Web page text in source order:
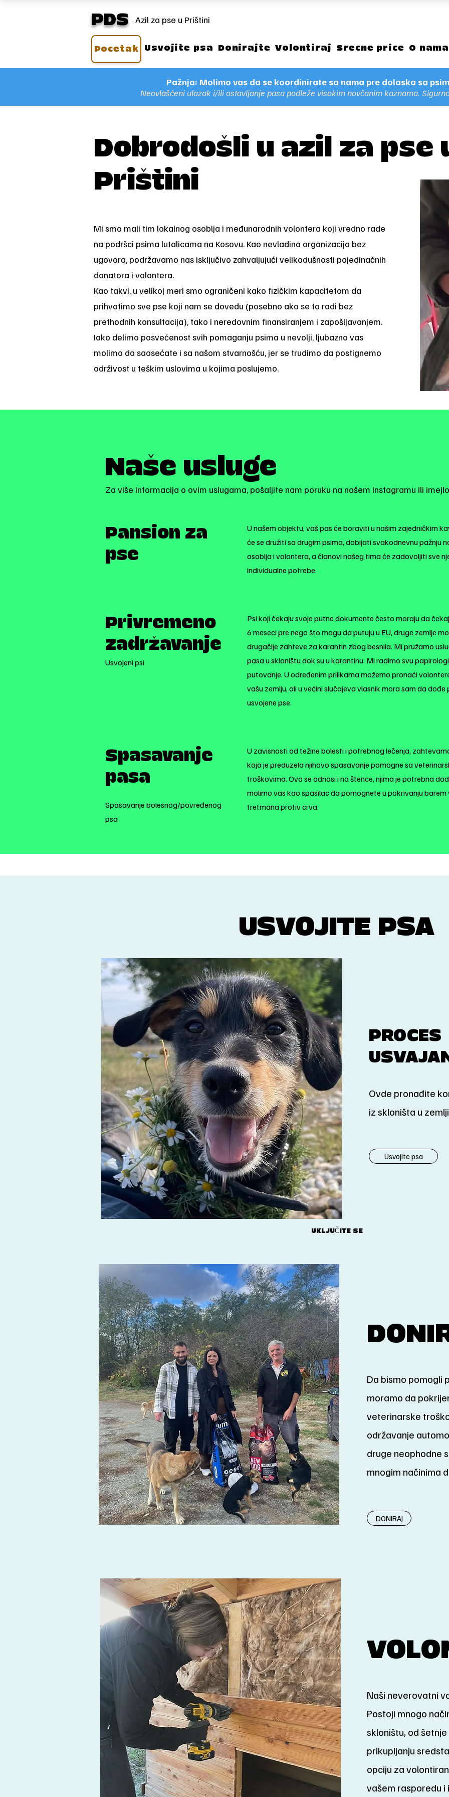
PDS Azil za pse u Prištini
Pocetak Usvojite psa Donirajte Volontiraj Srecne price O nama
Pažnja: Molimo vas da se koordinirate sa nama pre dolaska sa
Neovlašćeni ulazak i/ili ostavljanje pasa podleže visokim novčanim kaznama.
Dobrodošli u azil za pse
Prištini
Mi smo mali tim lokalnog osoblja i međunarodnih volontera koji vredno rade
na podršci psima lutalicama na Kosovu. Kao nevladina organizacija bez
ugovora, podržavamo nas isključivo zahvaljujući velikodušnosti pojedinačnih
donatora i volontera.
Kao takvi, u velikoj meri smo ograničeni kako fizičkim kapacitetom da
prihvatimo sve pse koji nam se dovedu (posebno ako se to radi bez
prethodnih konsultacija), tako i neredovnim finansiranjem i zapošljavanjem.
Iako delimo posvećenost svih pomaganju psima u nevolji, ljubazno vas
molimo da saosećate i sa našom stvarnošću, jer se trudimo da postignemo
održivost u teškim uslovima u kojima poslujemo.
Za više informacija o ovim uslugama, pošaljite nam poruku na našem Instagramu ili
Naše usluge
Pansion za
pse
U našem objektu, vaš pas će boraviti u našim zajedničkim
će se družiti sa drugim psima, dobijati svakodnevnu pažnju
osoblja i volontera, a članovi našeg tima će zadovoljiti sve
individualne potrebe.
Privremeno
zadržavanje
Usvojeni psi
Psi koji čekaju svoje putne dokumente često moraju da
6 meseci pre nego što mogu da putuju u EU, druge zemlje
drugačije zahteve za karantin zbog besnila. Mi pružamo
pasa u skloništu dok su u karantinu. Mi radimo svu
putovanje. U određenim prilikama možemo pronaći
vašu zemlju, ali u većini slučajeva vlasnik mora sam da dođe
usvojene pse.
Spasavanje
pasa
Spasavanje bolesnog/povređenog
psa
U zavisnosti od težine bolesti i potrebnog lečenja,
koja je preduzela njihovo spasavanje pomogne sa
troškovima. Ovo se odnosi i na štence, njima je potrebna
molimo vas kao spasilac da pomognete u pokrivanju barem
tretmana protiv crva.
USVOJITE PSA
PROCES
Ovde pronađite
iz skloništa u
Usvojite psa
UKLJUČITE SE
Da bismo pomogli
moramo da
veterinarske
održavanje
druge neophodne
mnogim načinima
DONIRAJ
Naši neverovatni
Postoji mnogo
skloništu, od
prikupljanju
opciju za
vašem rasporedu